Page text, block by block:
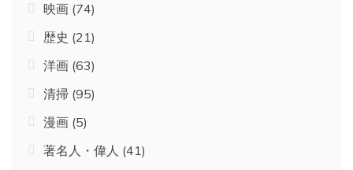
映画 (74)
歴史 (21)
洋画 (63)
清掃 (95)
漫画 (5)
著名人・偉人 (41)